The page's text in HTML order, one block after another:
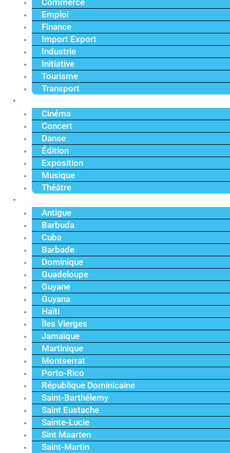
Commerce
Emploi
Finance
Import Export
Industrie
Initiative
Tourisme
Transport
Cinéma
Concert
Danse
Édition
Exposition
Musique
Théâtre
Antigue
Barbuda
Cuba
Barbade
Dominique
Guadeloupe
Guyane
Guyana
Haïti
Îles Vierges
Jamaïque
Martinique
Montserrat
Porto-Rico
République Dominicaine
Saint-Barthélemy
Saint Eustache
Sainte-Lucie
Sint Maarten
Saint-Martin